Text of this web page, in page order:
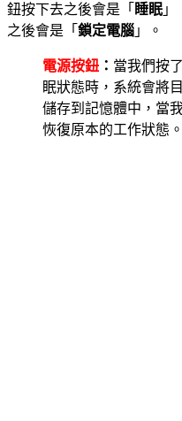
鈕按下去之後會是「 睡眠」
之後會是「 鎖定電腦 」。
電源按鈕 ： 當我們按
眠狀態時，系統會將
儲存到記憶體中，當
恢復原本的工作狀態。